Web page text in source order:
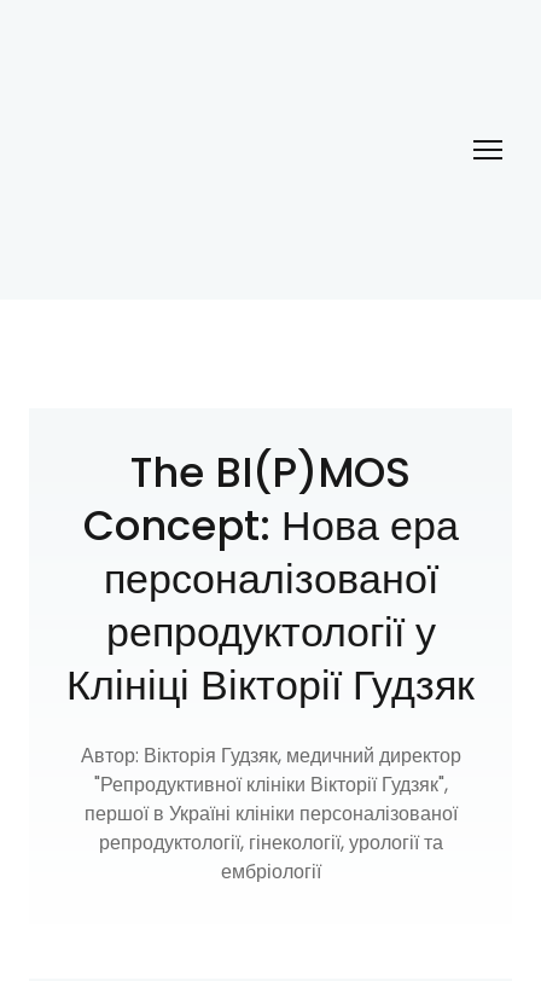
The BI(P)MOS
Concept: Нова ера
персоналізованої
репродуктології у
Клініці Вікторії Гудзяк
Автор: Вікторія Гудзяк, медичний директор
"Репродуктивної клініки Вікторії Гудзяк",
першої в Україні клініки персоналізованої
репродуктології, гінекології, урології та
ембріології